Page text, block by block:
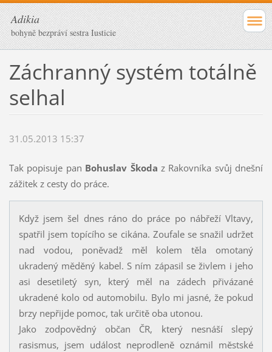
Adikia
bohyně bezpráví sestra Iusticie
Záchranný systém totálně
selhal
31.05.2013 15:37
Tak popisuje pan Bohuslav Škoda z Rakovníka svůj dnešní
zážitek z cesty do práce.
Když jsem šel dnes ráno do práce po nábřeží Vltavy,
spatřil jsem topícího se cikána. Zoufale se snažil udržet
nad vodou, poněvadž měl kolem těla omotaný
ukradený měděný kabel. S ním zápasil se živlem i jeho
asi desetiletý syn, který měl na zádech přivázané
ukradené kolo od automobilu. Bylo mi jasné, že pokud
brzy nepřijde pomoc, tak určitě oba utonou.
Jako zodpovědný občan ČR, který nesnáší slepý
rasismus, jsem událost neprodleně oznámil městské